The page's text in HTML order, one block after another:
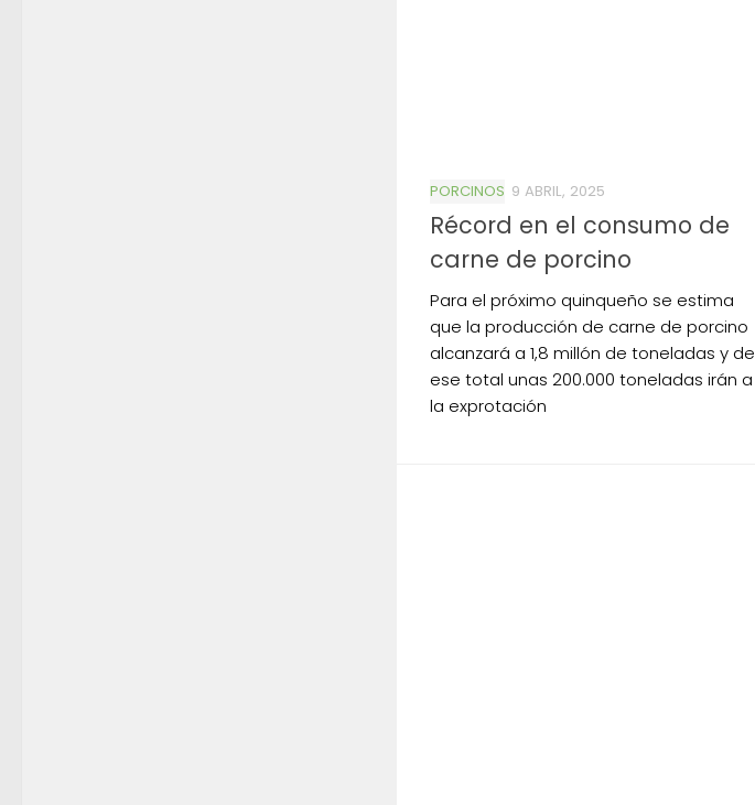
PORCINOS 9 ABRIL, 2025
Récord en el consumo de
carne de porcino
Para el próximo quinqueño se estima
que la producción de carne de porcino
alcanzará a 1,8 millón de toneladas y de
ese total unas 200.000 toneladas irán a
la exprotación